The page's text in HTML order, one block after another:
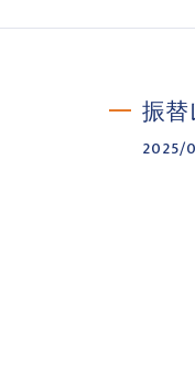
振
2025/